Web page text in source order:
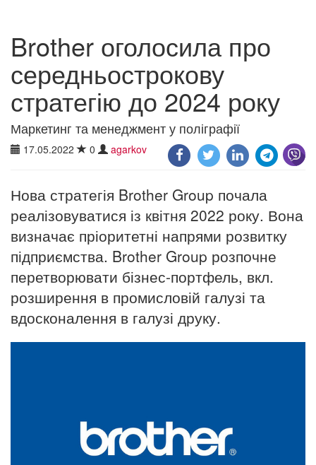
Brother оголосила про
середньострокову
стратегію до 2024 року
Маркетинг та менеджмент у поліграфії
17.05.2022 0 agarkov
Нова стратегія Brother Group почала
реалізовуватися із квітня 2022 року. Вона
визначає пріоритетні напрями розвитку
підприємства. Brother Group розпочне
перетворювати бізнес-портфель, вкл.
розширення в промисловій галузі та
вдосконалення в галузі друку.